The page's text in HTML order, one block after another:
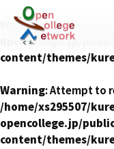
Warning: Undefined
opencollege.jp/
content/themes/
Warning: Attempt to
/home/xs295507/
opencollege.jp/
content/themes/